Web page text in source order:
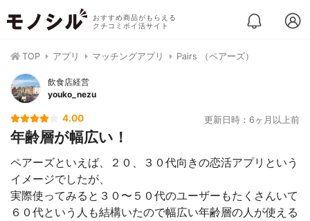
おすすめ商品がもらえる
クチコミポイ活サイト
TOP アプリ マッチングアプリ Pairs （ペアーズ）
飲食店経営
youko_nezu
4.00 更新日時：6ヶ月以上前
年齢層が幅広い！
ペアーズといえば、２０、３０代向きの恋活アプリという
イメージでしたが、
実際使ってみると３０〜５０代のユーザーもたくさんいて
６０代という人も結構いたので幅広い年齢層の人が使える